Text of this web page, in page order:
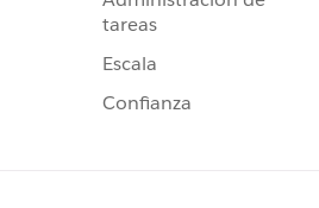
tareas
Escala
Confianza